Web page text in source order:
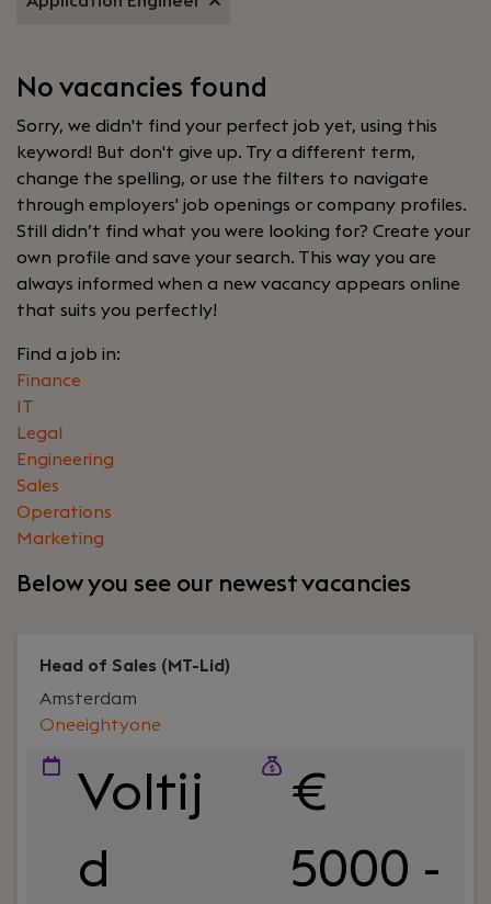
No vacancies found
Sorry, we didn't find your perfect job yet, using this
keyword! But don't give up. Try a different term,
change the spelling, or use the filters to navigate
through employers' job openings or company profiles.
Still didn’t find what you were looking for? Create your
own profile and save your search. This way you are
always informed when a new vacancy appears online
that suits you perfectly!
Find a job in:
Finance
IT
Legal
Engineering
Sales
Operations
Marketing
Below you see our newest vacancies
Head of Sales (MT-Lid)
Oneeightyone
Amsterdam
Voltij
d
€
5000 -